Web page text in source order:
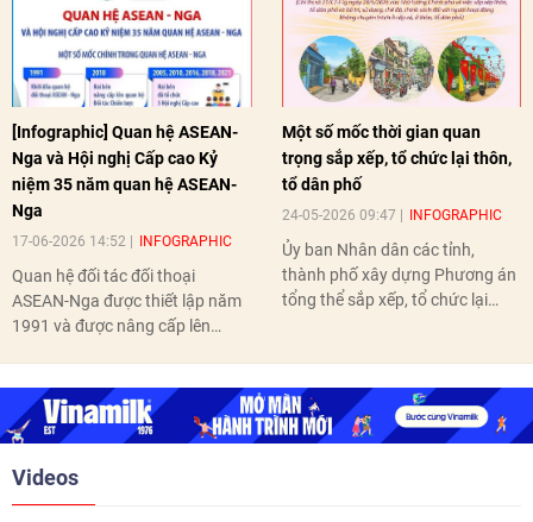
[Infographic] Quan hệ ASEAN-
Nga và Hội nghị Cấp cao Kỷ
niệm 35 năm quan hệ ASEAN-
Nga
17-06-2026 14:52 INFOGRAPHIC
Quan hệ đối tác đối thoại
ASEAN-Nga được thiết lập năm
1991 và được nâng cấp lên
nghị Cấp cao vào các năm 2005,
2010, 2016, 2018, 2021.
Một số mốc thời gian quan
trọng sắp xếp, tổ chức lại thôn,
tổ dân phố
24-05-2026 09:47 INFOGRAPHIC
Ủy ban Nhân dân các tỉnh,
thành phố xây dựng Phương án
tổng thể sắp xếp, tổ chức lại
Videos